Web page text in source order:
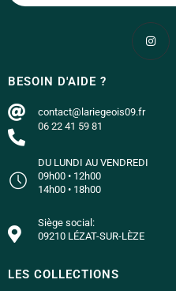
BESOIN D'AIDE ?
contact@lariegeois09.fr
06 22 41 59 81
DU LUNDI AU VENDREDI
09h00 • 12h00
14h00 • 18h00
Siège social:
09210 LÉZAT-SUR-LÈZE
LES COLLECTIONS